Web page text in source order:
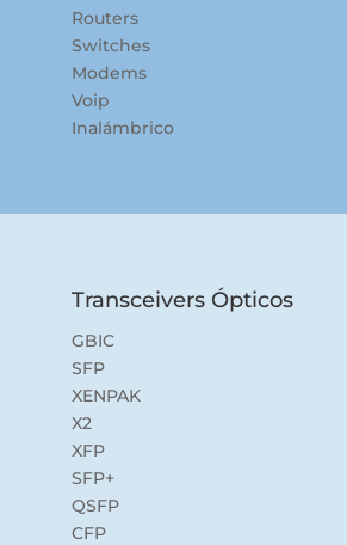
Routers
Switches
Modems
Voip
Inalámbrico
Transceivers Ópticos
GBIC
SFP
XENPAK
X2
XFP
SFP+
QSFP
CFP